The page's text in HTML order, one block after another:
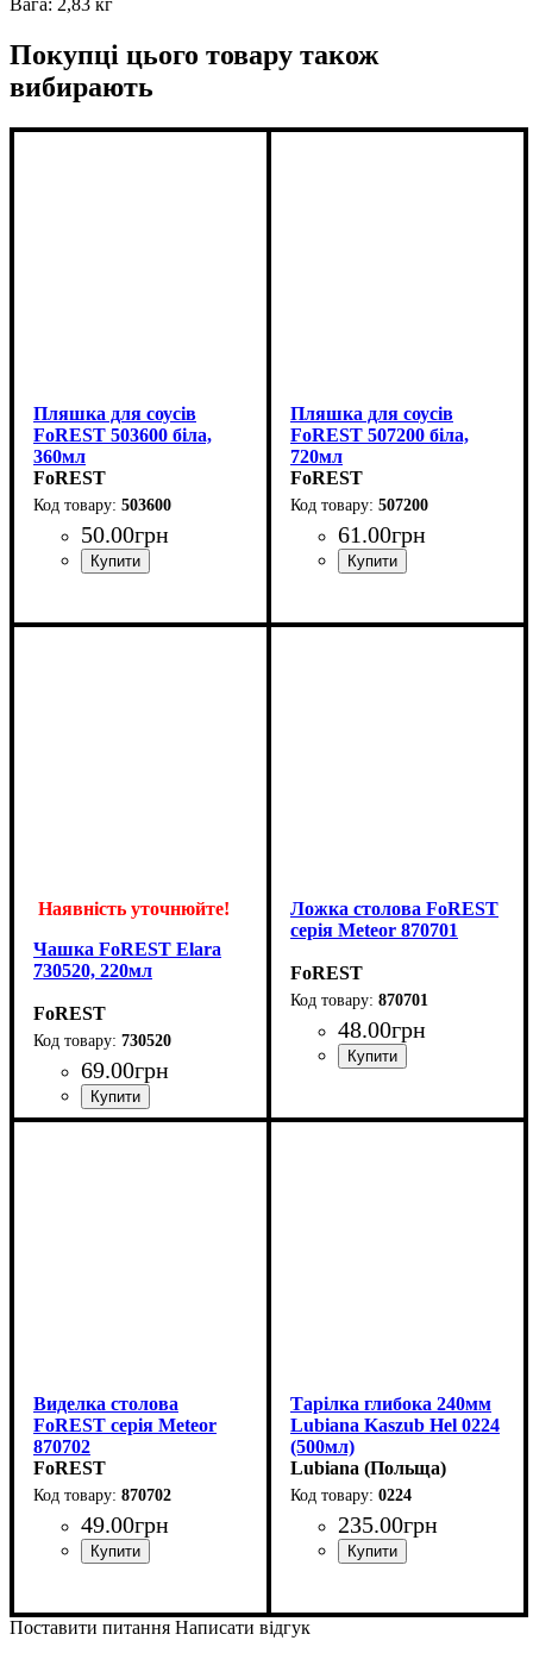
Покупці цього товару також
вибирають
Пляшка для соусів
FoREST 503600 біла,
360мл
FoREST
503600
50.00грн
Пляшка для соусів
FoREST 507200 біла,
720мл
FoREST
507200
61.00грн
Наявність уточнюйте!
Чашка FoREST Elara
730520, 220мл
FoREST
730520
69.00грн
Ложка столова FoREST
серія Meteor 870701
FoREST
870701
48.00грн
Виделка столова
FoREST серія Meteor
870702
FoREST
870702
49.00грн
Тарілка глибока 240мм
Lubiana Kaszub Hel 0224
(500мл)
Lubiana (Польща)
0224
235.00грн
Поставити питання Написати відгук